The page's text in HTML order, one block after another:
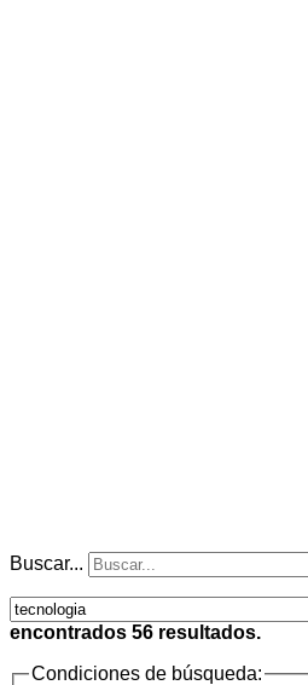
Buscar...
encontrados 56 resultados.
Condiciones de búsqueda: